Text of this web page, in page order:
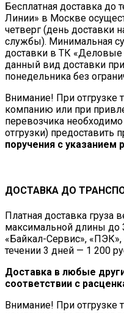
Бесплатная доставка
Линии» в Москве
четверг (день доставки
службы). Минимальная
доставки в ТК «Деловые
данный вид доставки
понедельника без
Внимание! При отгрузке
компанию или при
перевозчика
отгрузки) предоставить
поручения с указанием
ДОСТАВКА ДО
Платная доставка груза
максимальной длины
«Байкал-Сервис», «ПЭК»,
течении 3 дней — 1 200
Доставка в любые
соответствии с
Внимание! При отгрузке